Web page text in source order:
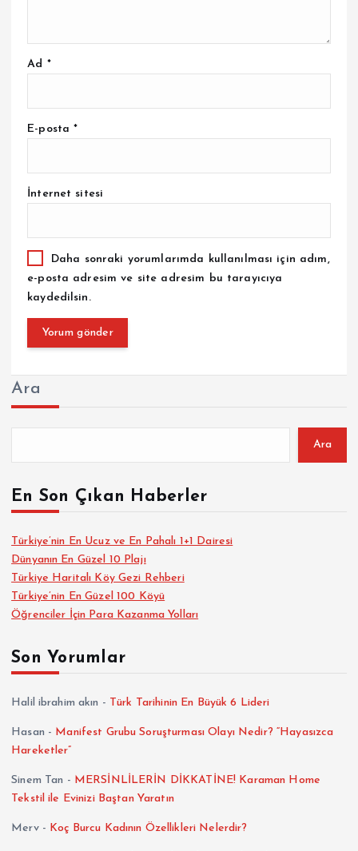
Ad *
E-posta*
İnternet sitesi
Daha sonraki yorumlarımda kullanılması için adım,
e-posta adresim ve site adresim bu tarayıcıya
kaydedilsin.
Ara
Ara
En Son Çıkan Haberler
Türkiye’nin En Ucuz ve En Pahalı 1+1 Dairesi
Dünyanın En Güzel 10 Plajı
Türkiye Haritalı Köy Gezi Rehberi
Türkiye’nin En Güzel 100 Köyü
Öğrenciler İçin Para Kazanma Yolları
Son Yorumlar
Halil ibrahim akın - Türk Tarihinin En Büyük 6 Lideri
Hasan - Manifest Grubu Soruşturması Olayı Nedir? “Hayasızca
Hareketler”
Sinem Tan - MERSİNLİLERİN DİKKATİNE! Karaman Home
Tekstil ile Evinizi Baştan Yaratın
Merv- Koç Burcu Kadının Özellikleri Nelerdir?